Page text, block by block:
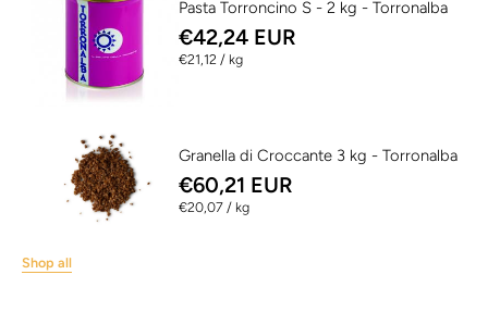
Pasta Torroncino S - 2 kg - Torronalba
€42,24 EUR
€21,12 / per
kg
Granella di Croccante 3 kg - Torronalba
€60,21 EUR
€20,07 / per
kg
Shop all